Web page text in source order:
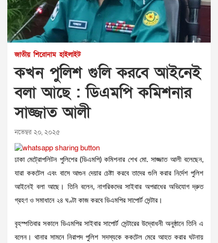
জাতীয় শিরোনাম হাইলাইট
কখন পুলিশ গুলি করবে আইনেই
বলা আছে : ডিএমপি কমিশনার
সাজ্জাত আলী
নভেম্বর ২০, ২০২৫
ঢাকা মেট্রোপলিটন পুলিশের (ডিএমপি) কমিশনার শেখ মো. সাজ্জাত আলী বলেছেন,
যারা ককটেল এবং বাসে আগুন দেয়ার চেষ্টা করবে তাদের গুলি করার নির্দেশ পুলিশ
আইনেই বলা আছে। তিনি বলেন, নাগরিকদের সাইবার অপরাধের অভিযোগ দ্রুত
গ্রহণ ও সমাধানে ২৪ ঘণ্টা কাজ করবে ডিএমপির সাপোর্ট সেন্টার।
বৃহস্পতিবার সকালে ডিএমপির সাইবার সাপোর্ট সেন্টারের উদ্বোধনী অনুষ্ঠানে তিনি এ
বলেন। থানার সামনে নিরাপদ পুলিশ সদস্যকে ককটেল মেরে আহত করার ঘটনায়